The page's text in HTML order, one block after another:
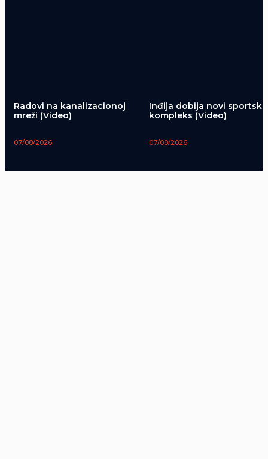
Radovi na kanalizacionoj
mreži (Video)
07/08/2026
Inđija dobija novi sportski
kompleks (Video)
07/08/2026